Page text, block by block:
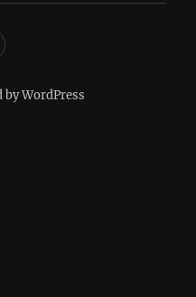
Twitter
by WordPress